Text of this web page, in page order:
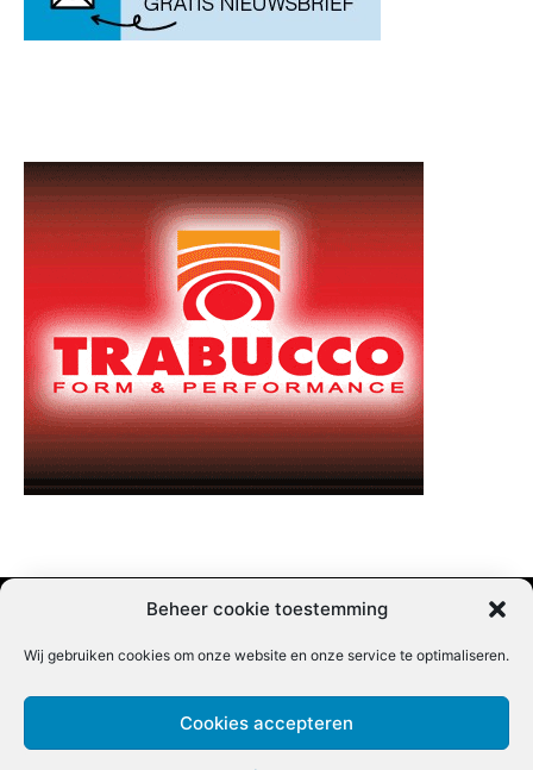
Beheer cookie toestemming
Wij gebruiken cookies om onze website en onze service te optimaliseren.
Cookies accepteren
Nieuwsbrief inschrijven | Partner content